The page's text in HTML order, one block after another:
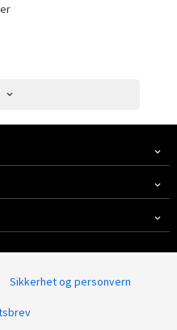
Sikkerhet og personvern